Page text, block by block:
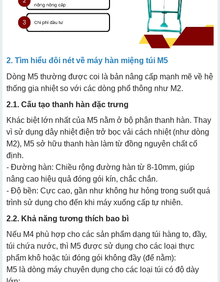
2. Tìm hiểu đôi nét về máy hàn miệng túi M5
Dòng M5 thường được coi là bản nâng cấp mạnh mẽ về hệ
thống gia nhiệt so với các dòng phổ thông như M2.
2.1. Cấu tạo thanh hàn đặc trưng
Khác biệt lớn nhất của M5 nằm ở bộ phận thanh hàn. Thay
vì sử dụng dây nhiệt điện trở bọc vải cách nhiệt (như dòng
M2), M5 sở hữu thanh hàn làm từ đồng nguyên chất cố
định.
- Đường hàn: Chiều rộng đường hàn từ 8-10mm, giúp
nâng cao hiệu quả đóng gói kín, chắc chắn.
- Độ bền: Cực cao, gần như không hư hỏng trong suốt quá
trình sử dụng cho đến khi máy xuống cấp tự nhiên.
2.2. Khả năng tương thích bao bì
Nếu M4 phù hợp cho các sản phẩm dạng túi hàng to, đầy,
túi chứa nước, thì M5 được sử dụng cho các loại thực
phẩm khô hoặc túi đóng gói không đầy (để nằm):
M5 là dòng máy chuyên dụng cho các loại túi có độ dày